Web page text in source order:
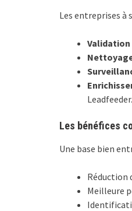
Les entreprises à
Leadfeeder.
Les bénéfices
Une base bien
Réduction
Meilleure